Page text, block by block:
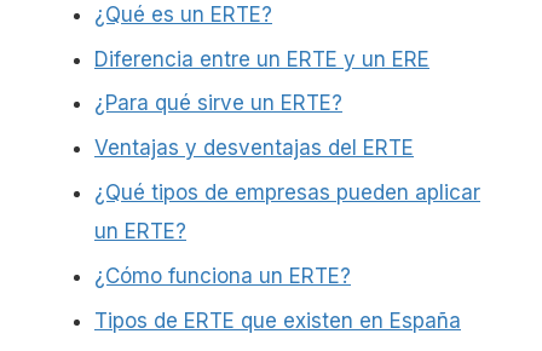
¿Qué es un ERTE?
Diferencia entre un ERTE y un ERE
¿Para qué sirve un ERTE?
Ventajas y desventajas del ERTE
¿Qué tipos de empresas pueden aplicar
un ERTE?
¿Cómo funciona un ERTE?
Tipos de ERTE que existen en España